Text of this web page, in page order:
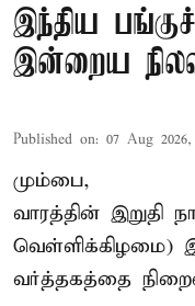
இந்திய
இன்றைய
Published on: 07 Aug
மும்பை,
வாரத்தின் இறுதி
வெள்ளிக்கிழமை)
வர்த்தகத்தை